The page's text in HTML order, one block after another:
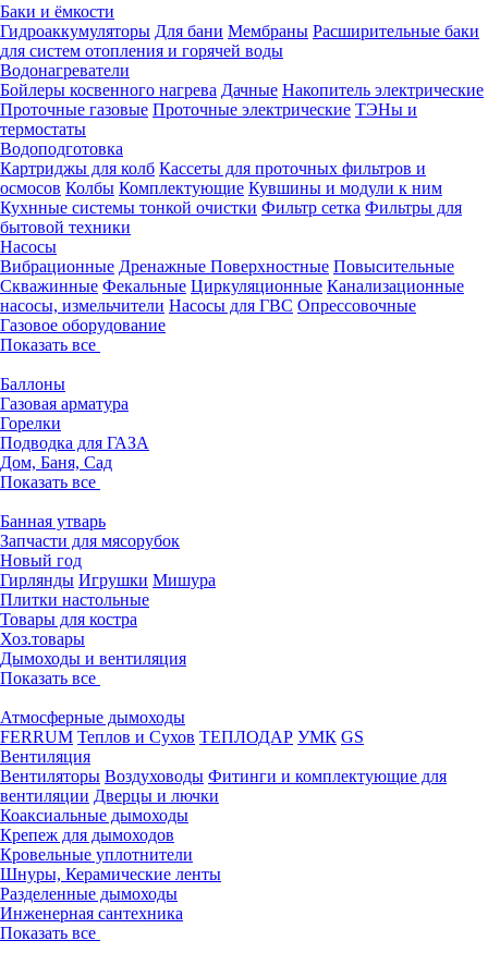
Баки и ёмкости
Гидроаккумуляторы Для бани Мембраны Расширительные баки
для систем отопления и горячей воды
Водонагреватели
Бойлеры косвенного нагрева Дачные Накопитель электрические
Проточные газовые Проточные электрические ТЭНы и
термостаты
Водоподготовка
Картриджы для колб Кассеты для проточных фильтров и
осмосов Колбы Комплектующие Кувшины и модули к ним
Кухнные системы тонкой очистки Фильтр сетка Фильтры для
бытовой техники
Насосы
Вибрационные Дренажные Поверхностные Повысительные
Скважинные Фекальные Циркуляционные Канализационные
насосы, измельчители Насосы для ГВС Опрессовочные
Газовое оборудование
Показать все
Баллоны
Газовая арматура
Горелки
Подводка для ГАЗА
Дом, Баня, Сад
Показать все
Банная утварь
Запчасти для мясорубок
Новый год
Гирлянды Игрушки Мишура
Плитки настольные
Товары для костра
Хоз.товары
Дымоходы и вентиляция
Показать все
Атмосферные дымоходы
FERRUM Теплов и Сухов ТЕПЛОДАР УМК GS
Вентиляция
Вентиляторы Воздуховоды Фитинги и комплектующие для
вентиляции Дверцы и лючки
Коаксиальные дымоходы
Крепеж для дымоходов
Кровельные уплотнители
Шнуры, Керамические ленты
Разделенные дымоходы
Инженерная сантехника
Показать все